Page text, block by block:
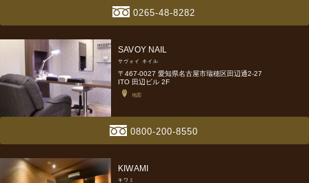
0265-48-8282
SAVOY NAIL
サヴォイ ネイル
〒467-0027 愛知県名古屋市瑞穂区田辺通2-27
ITO 田辺ビル 2F
地図
0800-200-8550
KIWAMI
キワミ